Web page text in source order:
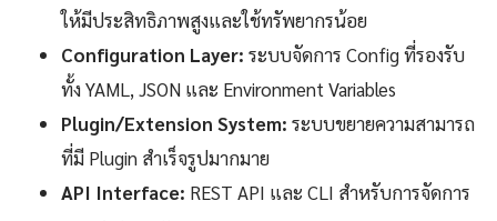
ให้มีประสิทธิภาพสูงและใช้ทรัพยากรน้อย
Configuration Layer: ระบบจัดการ Config ที่รองรับ
ทั้ง YAML, JSON และ Environment Variables
Plugin/Extension System: ระบบขยายความสามารถ
ที่มี Plugin สำเร็จรูปมากมาย
API Interface: REST API และ CLI สำหรับการจัดการ